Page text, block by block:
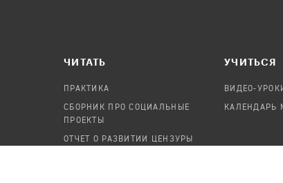
ЧИТАТЬ
ПРАКТИКА
СБОРНИК ПРО СОЦИАЛЬНЫЕ
ПРОЕКТЫ
ОТЧЕТ О РАЗВИТИИ ЦЕНЗУРЫ
УЧИТЬСЯ
ВИДЕО-
КАЛЕНДАРЬ